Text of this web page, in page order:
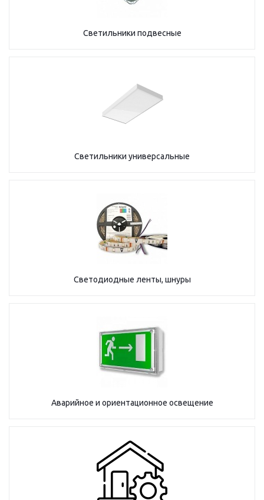
Светильники подвесные
Светильники универсальные
Светодиодные ленты, шнуры
Аварийное и ориентационное освещение